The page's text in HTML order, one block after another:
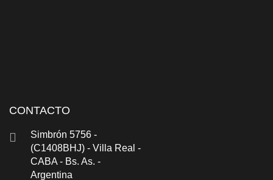
CONTACTO
Simbrón 5756 -
(C1408BHJ) - Villa Real -
CABA - Bs. As. -
Argentina